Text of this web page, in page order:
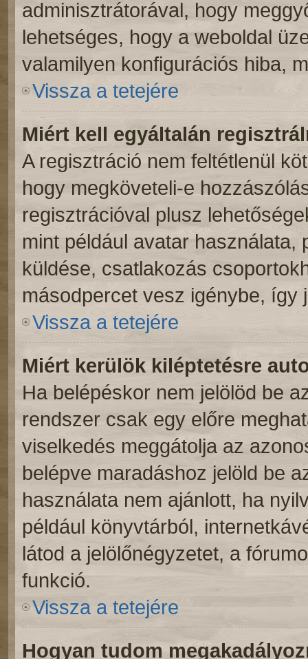
adminisztrátorával, hogy
lehetséges, hogy a weboldal
valamilyen konfigurációs hiba,
Vissza a tetejére
Miért kell egyáltalán
A regisztráció nem feltétlenül
hogy megköveteli-e
regisztrációval plusz
mint például avatar használata,
küldése, csatlakozás
másodpercet vesz igénybe, így
Vissza a tetejére
Miért kerülök kiléptetésre
Ha belépéskor nem jelölöd be
rendszer csak egy előre
viselkedés meggátolja az
belépve maradáshoz jelöld be
használata nem ajánlott, ha
például könyvtárból,
látod a jelölőnégyzetet, a
funkció.
Vissza a tetejére
Hogyan tudom